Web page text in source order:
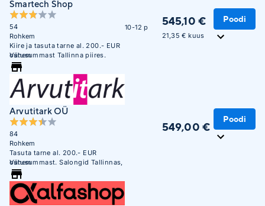
Smartech Shop
54
Rohkem
Kiire ja tasuta tarne al. 200.- EUR
ostusummast Tallinna piires.
Vähem
10-12 p 545,10 €
21,35 € kuus
Poodi
Arvutitark OÜ
84
Rohkem
Tasuta tarne al. 200.- EUR
ostusummast. Salongid Tallinnas,
Tartus, Pärnus ja Narvas
Vähem
549,00 €
Poodi